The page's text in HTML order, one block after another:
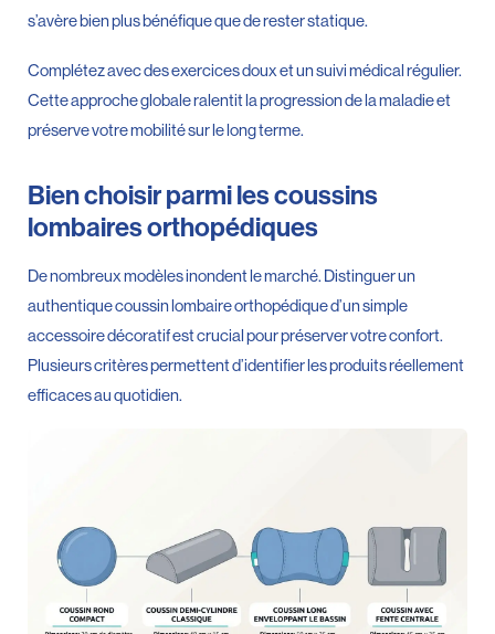
s’avère bien plus bénéfique que de rester statique.
Complétez avec des exercices doux et un suivi médical régulier.
Cette approche globale ralentit la progression de la maladie et
préserve votre mobilité sur le long terme.
Bien choisir parmi les coussins
lombaires orthopédiques
De nombreux modèles inondent le marché. Distinguer un
authentique coussin lombaire orthopédique d’un simple
accessoire décoratif est crucial pour préserver votre confort.
Plusieurs critères permettent d’identifier les produits réellement
efficaces au quotidien.